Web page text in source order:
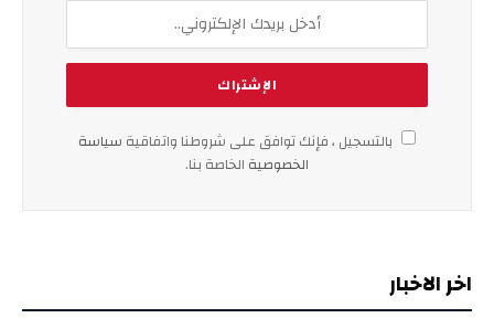
بالتسجيل ، فإنك توافق على شروطنا واتفاقية سياسة
الخصوصية الخاصة بنا.
اخر الاخبار